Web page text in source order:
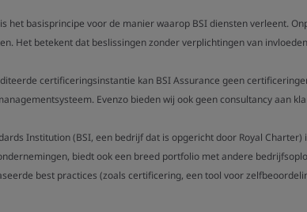
is het basisprincipe voor de manier waarop BSI diensten verleent.
Het betekent dat beslissingen zonder verplichtingen van
certificeringsinstantie kan BSI Assurance geen
Evenzo bieden wij ook geen consultancy aan
Institution (BSI, een bedrijf dat is opgericht door Royal
biedt ook een breed portfolio met andere
best practices (zoals certificering, een tool voor